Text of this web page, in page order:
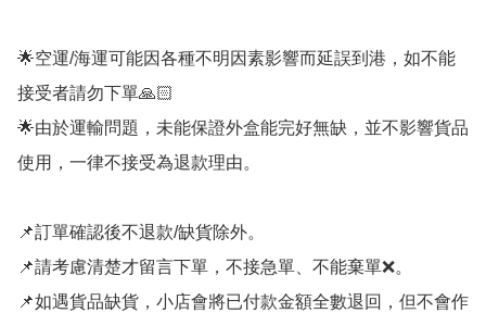
🌟空運/海運可能因各種不明因素影響而延誤到港，如不能
接受者請勿下單🙏🏻
🌟由於運輸問題，未能保證外盒能完好無缺，並不影響貨品
使用，一律不接受為退款理由。
📌訂單確認後不退款/缺貨除外。
📌請考慮清楚才留言下單，不接急單、不能棄單❌。
📌如遇貨品缺貨，小店會將已付款金額全數退回，但不會作